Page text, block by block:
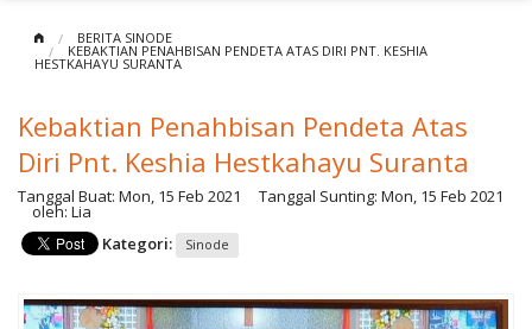
Profil
Klasis dan Jemaat
Berita Kegiatan
Fasilitas
Materi
BERITA SINODE
KEBAKTIAN PENAHBISAN PENDETA ATAS DIRI PNT. KESHIA
HESTKAHAYU SURANTA
Kebaktian Penahbisan Pendeta Atas
Diri Pnt. Keshia Hestkahayu Suranta
Tanggal Buat: Mon, 15 Feb 2021 Tanggal Sunting: Mon, 15 Feb 2021
oleh: Lia
Kategori:
Sinode